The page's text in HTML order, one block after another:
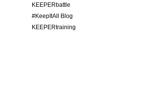
KEEPERbattle
#KeepItAll Blog
KEEPERtraining